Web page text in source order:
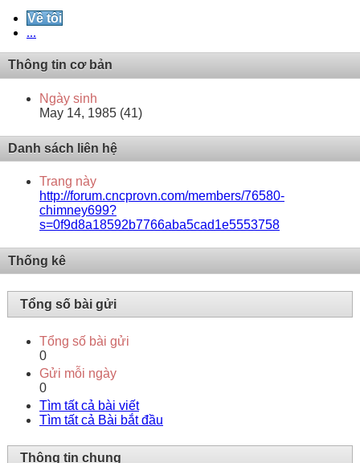
Về tôi
...
Thông tin cơ bản
Ngày sinh
May 14, 1985 (41)
Danh sách liên hệ
Trang này
http://forum.cncprovn.com/members/76580-
chimney699?
s=0f9d8a18592b7766aba5cad1e5553758
Thống kê
Tổng số bài gửi
Tổng số bài gửi
0
Gửi mỗi ngày
0
Tìm tất cả bài viết
Tìm tất cả Bài bắt đầu
Thông tin chung